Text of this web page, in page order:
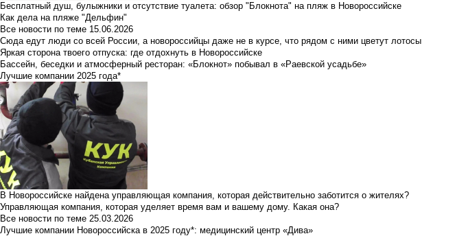
Бесплатный душ, булыжники и отсутствие туалета: обзор "Блокнота" на пляж в Новороссийске
Как дела на пляже "Дельфин"
Все новости по теме 15.06.2026
Сюда едут люди со всей России, а новороссийцы даже не в курсе, что рядом с ними цветут лотосы
Яркая сторона твоего отпуска: где отдохнуть в Новороссийске
Бассейн, беседки и атмосферный ресторан: «Блокнот» побывал в «Раевской усадьбе»
Лучшие компании 2025 года*
В Новороссийске найдена управляющая компания, которая действительно заботится о жителях?
Управляющая компания, которая уделяет время вам и вашему дому. Какая она?
Все новости по теме 25.03.2026
Лучшие компании Новороссийска в 2025 году*: медицинский центр «Дива»